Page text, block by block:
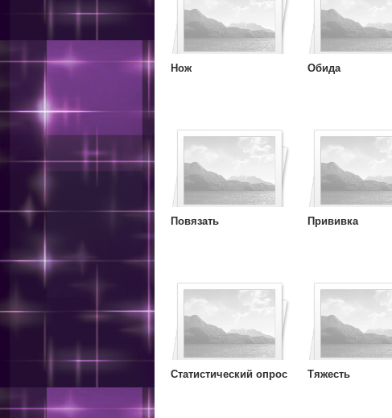
Нож Обида
Повязать Прививка
Статистический опрос Тяжесть